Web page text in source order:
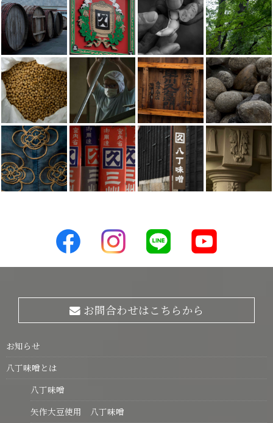
お問合わせはこちらから
お知らせ
八丁味噌とは
八丁味噌
矢作大豆使用 八丁味噌